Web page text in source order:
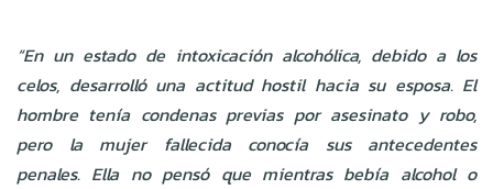
“En un estado de intoxicación alcohólica, debido a los
celos, desarrolló una actitud hostil hacia su esposa. El
hombre tenía condenas previas por asesinato y robo,
pero la mujer fallecida conocía sus antecedentes
penales. Ella no pensó que mientras bebía alcohol o